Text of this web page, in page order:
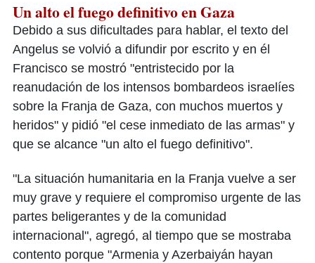
Un alto el fuego definitivo en Gaza
Debido a sus dificultades para hablar, el texto del
Angelus se volvió a difundir por escrito y en él
Francisco se mostró "entristecido por la
reanudación de los intensos bombardeos israelíes
sobre la Franja de Gaza, con muchos muertos y
heridos" y pidió "el cese inmediato de las armas" y
que se alcance "un alto el fuego definitivo".
"La situación humanitaria en la Franja vuelve a ser
muy grave y requiere el compromiso urgente de las
partes beligerantes y de la comunidad
internacional", agregó, al tiempo que se mostraba
contento porque "Armenia y Azerbaiyán hayan